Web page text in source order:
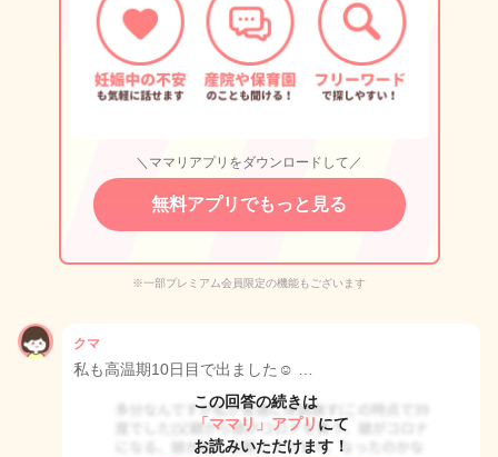
＼ママリアプリをダウンロードして／
無料アプリでもっと見る
※一部プレミアム会員限定の機能もございます
クマ
私も高温期10日目で出ました☺️ …
この回答の続きは
「ママリ」アプリ にて
お読みいただけます！